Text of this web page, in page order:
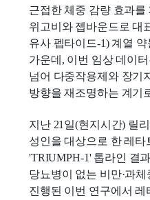
근접한 체중 감량 효과를
위고비와 젭바운드로 대
유사 펩타이드-1) 계열
가운데, 이번 임상 데이
넘어 다중작용제와 장기
방향을 재조명하는 계기
지난 21일(현지시간) 릴
성인을 대상으로 한 레
'TRIUMPH-1' 톱라인 결
당뇨병이 없는 비만·과
진행된 이번 연구에서 레